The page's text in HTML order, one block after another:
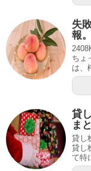
失
報。
ちょ
は、
貸
ま
貸し
貸し
て特